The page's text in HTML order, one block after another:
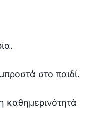
στο παιδί.
καθημερινότητά